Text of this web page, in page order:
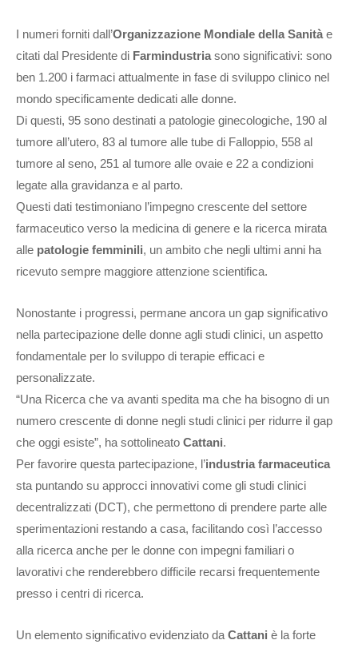
I numeri forniti dall’Organizzazione Mondiale della Sanità e
citati dal Presidente di Farmindustria sono significativi: sono
ben 1.200 i farmaci attualmente in fase di sviluppo clinico nel
mondo specificamente dedicati alle donne.
Di questi, 95 sono destinati a patologie ginecologiche, 190 al
tumore all’utero, 83 al tumore alle tube di Falloppio, 558 al
tumore al seno, 251 al tumore alle ovaie e 22 a condizioni
legate alla gravidanza e al parto.
Questi dati testimoniano l’impegno crescente del settore
farmaceutico verso la medicina di genere e la ricerca mirata
alle patologie femminili, un ambito che negli ultimi anni ha
ricevuto sempre maggiore attenzione scientifica.
Nonostante i progressi, permane ancora un gap significativo
nella partecipazione delle donne agli studi clinici, un aspetto
fondamentale per lo sviluppo di terapie efficaci e
personalizzate.
“Una Ricerca che va avanti spedita ma che ha bisogno di un
numero crescente di donne negli studi clinici per ridurre il gap
che oggi esiste”, ha sottolineato Cattani.
Per favorire questa partecipazione, l’industria farmaceutica
sta puntando su approcci innovativi come gli studi clinici
decentralizzati (DCT), che permettono di prendere parte alle
sperimentazioni restando a casa, facilitando così l’accesso
alla ricerca anche per le donne con impegni familiari o
lavorativi che renderebbero difficile recarsi frequentemente
presso i centri di ricerca.
Un elemento significativo evidenziato da Cattani è la forte